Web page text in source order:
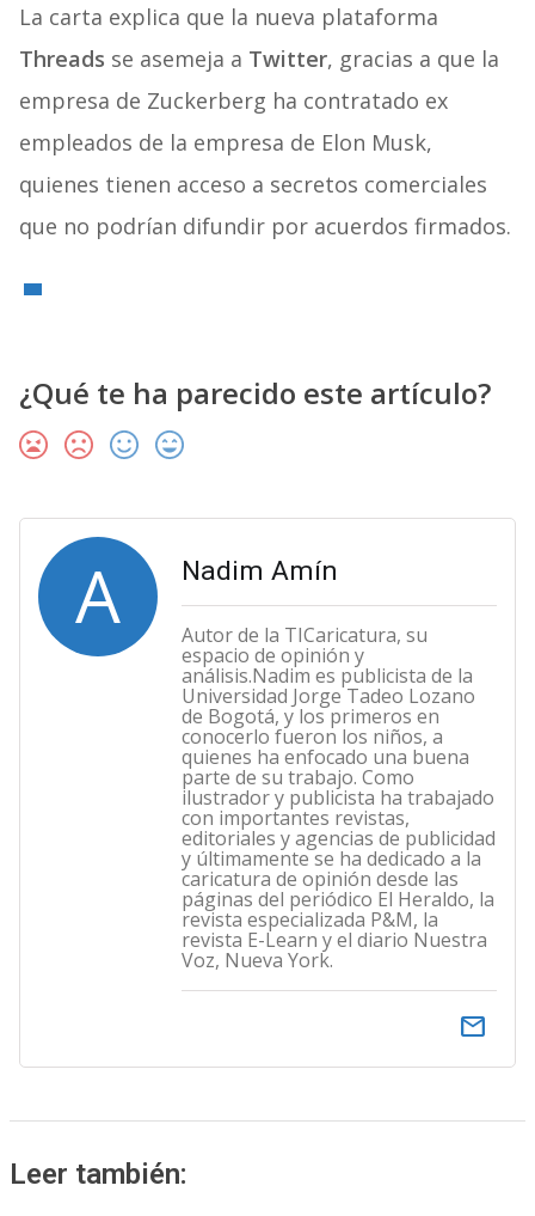
La carta explica que la nueva plataforma
Threads se asemeja a Twitter, gracias a que la
empresa de Zuckerberg ha contratado ex
empleados de la empresa de Elon Musk,
quienes tienen acceso a secretos comerciales
que no podrían difundir por acuerdos firmados.
¿Qué te ha parecido este artículo?
A Nadim Amín
Autor de la TICaricatura, su
espacio de opinión y
análisis.Nadim es publicista de la
Universidad Jorge Tadeo Lozano
de Bogotá, y los primeros en
conocerlo fueron los niños, a
quienes ha enfocado una buena
parte de su trabajo. Como
ilustrador y publicista ha trabajado
con importantes revistas,
editoriales y agencias de publicidad
y últimamente se ha dedicado a la
caricatura de opinión desde las
páginas del periódico El Heraldo, la
revista especializada P&M, la
revista E-Learn y el diario Nuestra
Voz, Nueva York.
email
Leer también: